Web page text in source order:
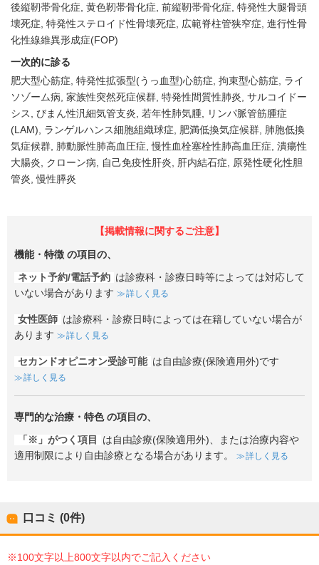
後縦靭帯骨化症 黄色靭帯骨化症 前縦靭帯骨化症 特発性大腿骨頭
壊死症 特発性ステロイド性骨壊死症 広範脊柱管狭窄症 進行性骨
化性線維異形成症(FOP)
一次的に診る
肥大型心筋症 特発性拡張型(うっ血型)心筋症 拘束型心筋症
ライ
ソゾーム病 家族性突然死症候群 特発性間質性肺炎 サルコイドー
シス
びまん性汎細気管支炎 若年性肺気腫
リンパ脈管筋腫症
(LAM)
ランゲルハンス細胞組織球症 肥満低換気症候群 肺胞低換
気症候群 肺動脈性肺高血圧症 慢性血栓塞栓性肺高血圧症 潰瘍性
大腸炎
クローン病 自己免疫性肝炎 肝内結石症
原発性硬化性胆
管炎 慢性膵炎
【掲載情報に関するご注意】
機能・特徴 の項目の、
ネット予約/電話予約 は診療科・診療日時等によっては対応して
いない場合があります
詳しく見る
女性医師 は診療科・診療日時によっては在籍していない場合が
あります
詳しく見る
セカンドオピニオン受診可能 は自由診療(保険適用外)です
詳しく見る
専門的な治療・特色の項目の、
「※」がつく項目
は自由診療(保険適用外)、または治療内容や
適用制限により自由診療となる場合があります。
詳しく見る
口コミ (0件)
※100文字以上800文字以内でご記入ください